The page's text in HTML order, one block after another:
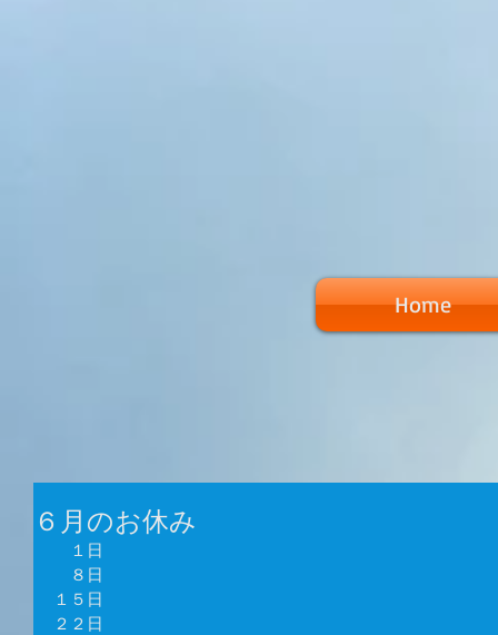
Home
６月のお休み
１日
８日
１５日
２２日